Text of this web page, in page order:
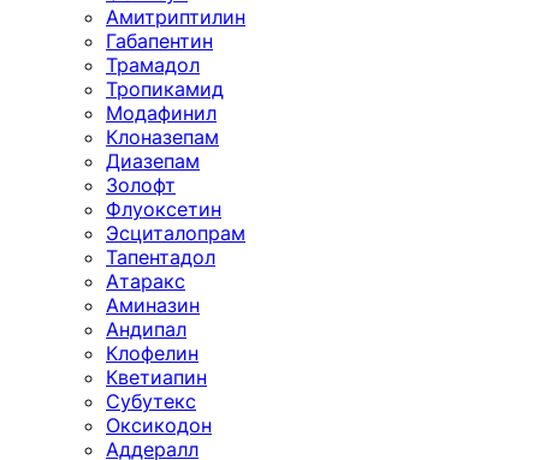
Амитриптилин
Габапентин
Трамадол
Тропикамид
Модафинил
Клоназепам
Диазепам
Золофт
Флуоксетин
Эсциталопрам
Тапентадол
Атаракс
Аминазин
Андипал
Клофелин
Кветиапин
Субутекс
Оксикодон
Аддералл